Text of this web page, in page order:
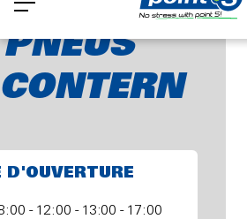
contenu
D'OUVERTURE
- 12:00 - 13:00 - 17:00